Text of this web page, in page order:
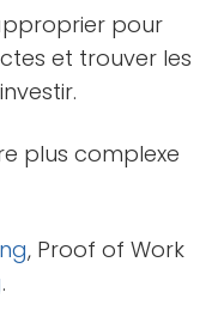
pour
et trouver les
plus complexe
, Proof of Work
.